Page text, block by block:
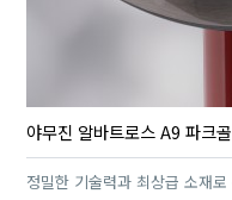
야무진 알바트로스 A9 파크
정밀한 기술력과 최상급 소재